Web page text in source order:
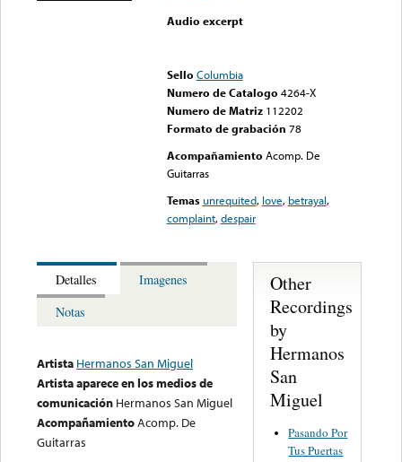
Audio excerpt
Sello Columbia
Numero de Catalogo 4264-X
Numero de Matriz 112202
Formato de grabación 78
Acompañamiento Acomp. De
Guitarras
Temas unrequited, love, betrayal,
complaint,despair
Detalles
Imagenes
Notas
Artista Hermanos San Miguel
Artista aparece en los medios de
comunicación Hermanos San Miguel
AcompañamientoAcomp. De
Guitarras
Other
Recordings
by
Hermanos
San
Miguel
Pasando Por
Tus Puertas